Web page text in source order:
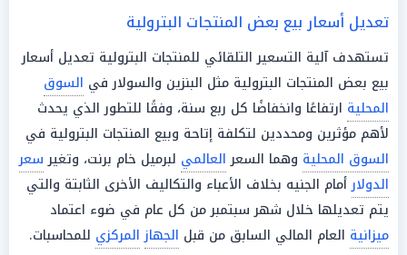
تعديل أسعار بيع بعض المنتجات البترولية
تستهدف آلية التسعير التلقائي للمنتجات البترولية تعديل أسعار
بيع بعض المنتجات البترولية مثل البنزين والسولار في السوق
المحلية ارتفاعًا وانخفاضًا كل ربع سنة، وفقًا للتطور الذي يحدث
لأهم مؤثرين ومحددين لتكلفة إتاحة وبيع المنتجات البترولية في
السوق المحلية وهما السعرالعالمي لبرميل خام برنت، وتغيرسعر
الدولارأمام الجنيه بخلاف الأعباء والتكاليف الأخرى الثابتة والتي
يتم تعديلها خلال شهر سبتمبر من كل عام في ضوء اعتماد
ميزانية العام المالي السابق من قبل الجهاز المركزي للمحاسبات.